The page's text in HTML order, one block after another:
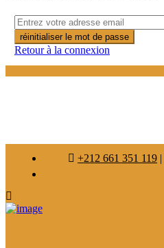
réinitialiser le mot de passe
Retour à la connexion
+212 661 351 119 |